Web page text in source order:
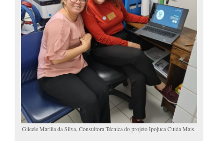
Gilcele Marilia da Silva, Consultora Técnica do projeto Ipojuca Cuida Mais.